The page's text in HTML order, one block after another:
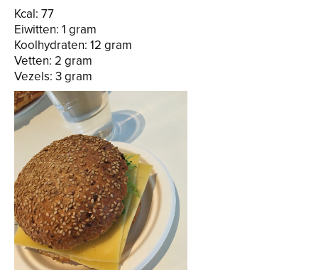
Kcal: 77
Eiwitten: 1 gram
Koolhydraten: 12 gram
Vetten: 2 gram
Vezels: 3 gram